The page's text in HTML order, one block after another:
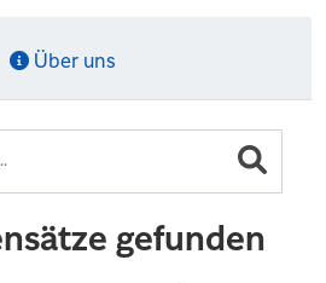
Über uns
gefunden